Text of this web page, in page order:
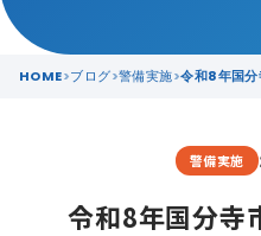
HOME ブログ 警備実施 令和8年国
警備実施
令和8年国分寺